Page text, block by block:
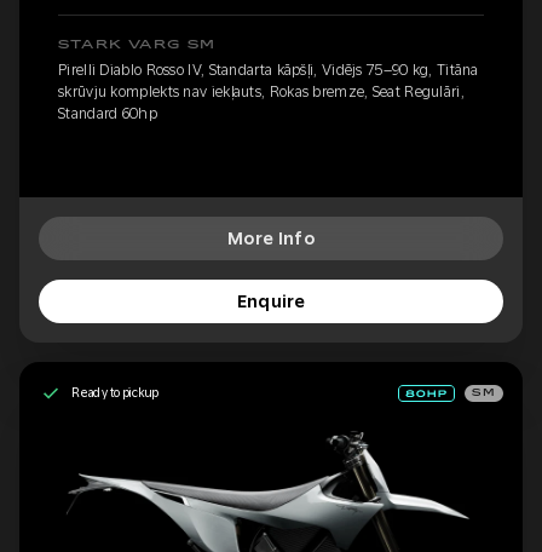
STARK VARG SM
Pirelli Diablo Rosso IV, Standarta kāpšļi, Vidējs 75–90 kg, Titāna
skrūvju komplekts nav iekļauts, Rokas bremze, Seat Regulāri,
Standard 60hp
More Info
Enquire
Ready to pickup SM